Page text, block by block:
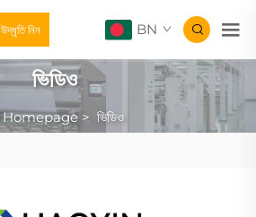
উদ্ধৃতি নিন BN
ভিডিও
Homepage> ভিডিও